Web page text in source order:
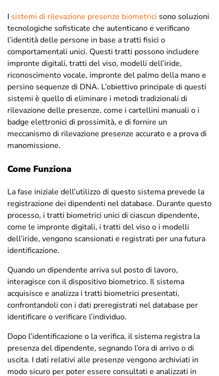
I sistemi di rilevazione presenze biometrici sono soluzioni
tecnologiche sofisticate che autenticano e verificano
l’identità delle persone in base a tratti fisici o
comportamentali unici. Questi tratti possono includere
impronte digitali, tratti del viso, modelli dell’iride,
riconoscimento vocale, impronte del palmo della mano e
persino sequenze di DNA. L’obiettivo principale di questi
sistemi è quello di eliminare i metodi tradizionali di
rilevazione delle presenze, come i cartellini manuali o i
badge elettronici di prossimità, e di fornire un
meccanismo di rilevazione presenze accurato e a prova di
manomissione.
Come Funziona
La fase iniziale dell’utilizzo di questo sistema prevede la
registrazione dei dipendenti nel database. Durante questo
processo, i tratti biometrici unici di ciascun dipendente,
come le impronte digitali, i tratti del viso o i modelli
dell’iride, vengono scansionati e registrati per una futura
identificazione.
Quando un dipendente arriva sul posto di lavoro,
interagisce con il dispositivo biometrico. Il sistema
acquisisce e analizza i tratti biometrici presentati,
confrontandoli con i dati preregistrati nel database per
identificare o verificare l’individuo.
Dopo l’identificazione o la verifica, il sistema registra la
presenza del dipendente, segnando l’ora di arrivo o di
uscita. I dati relativi alle presenze vengono archiviati in
modo sicuro per poter essere consultati e analizzati in